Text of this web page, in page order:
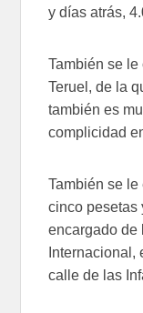
y días atrás,
También se
Teruel, de la
también es
complicidad
También se
cinco pesetas
encargado de
Internacional,
calle de las